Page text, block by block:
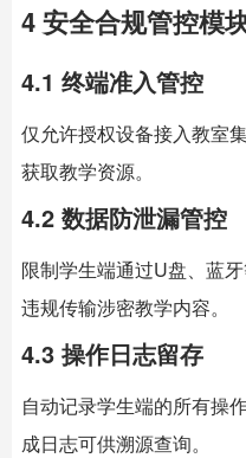
4 安全合规管控模
4.1 终端准入管控
仅允许授权设备接入教室
获取教学资源。
4.2 数据防泄漏管控
限制学生端通过U盘、蓝
违规传输涉密教学内容。
4.3 操作日志留存
自动记录学生端的所有操
成日志可供溯源查询。